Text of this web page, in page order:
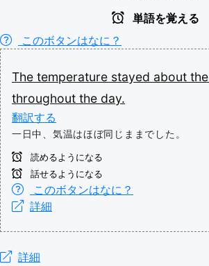
単語を覚える
このボタンはなに？
The temperature stayed about the
throughout the day.
翻訳する
一日中、気温はほぼ同じままでした。
読めるようになる
話せるようになる
このボタンはなに？
詳細
詳細